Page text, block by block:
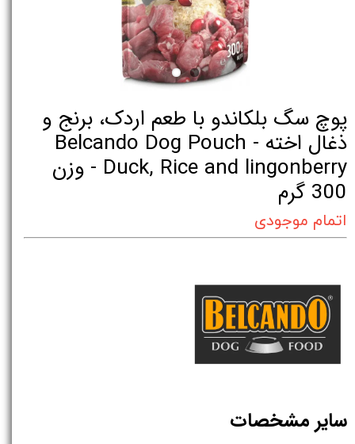
پوچ سگ بلکاندو با طعم اردک، برنج و
ذغال اخته - Belcando Dog Pouch
Duck, Rice and lingonberry - وزن
300 گرم
اتمام موجودی
سایر مشخصات